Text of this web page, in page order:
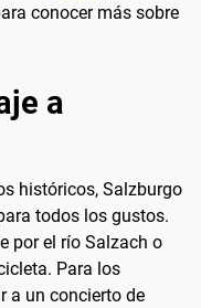
conocer más sobre
a
históricos, Salzburgo
todos los gustos.
por el río Salzach o
Para los
a un concierto de